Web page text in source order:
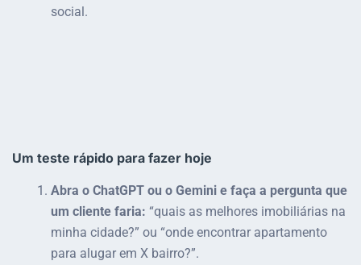
social.
Um teste rápido para fazer hoje
Abra o ChatGPT ou o Gemini e faça a pergunta que
um cliente faria: “quais as melhores imobiliárias na
minha cidade?” ou “onde encontrar apartamento
para alugar em X bairro?”.